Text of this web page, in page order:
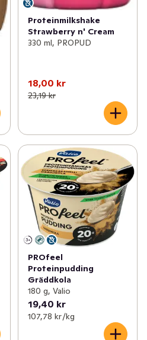
Proteinmilkshake
Strawberry n' Cream
330 ml, PROPUD
18,00 kr
23,19 kr
PROfeel
Proteinpudding
Gräddkola
180 g, Valio
19,40 kr
107,78 kr /kg